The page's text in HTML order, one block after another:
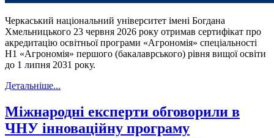
Черкаський національний університет імені Богдана
Хмельницького 23 червня 2026 року отримав сертифікат про
акредитацію освітньої програми «Агрономія» спеціальності
Н1 «Агрономія» першого (бакалаврського) рівня вищої освіти
до 1 липня 2031 року.
Детальніше...
Міжнародні експерти обговорили в
ЧНУ інноваційну програму